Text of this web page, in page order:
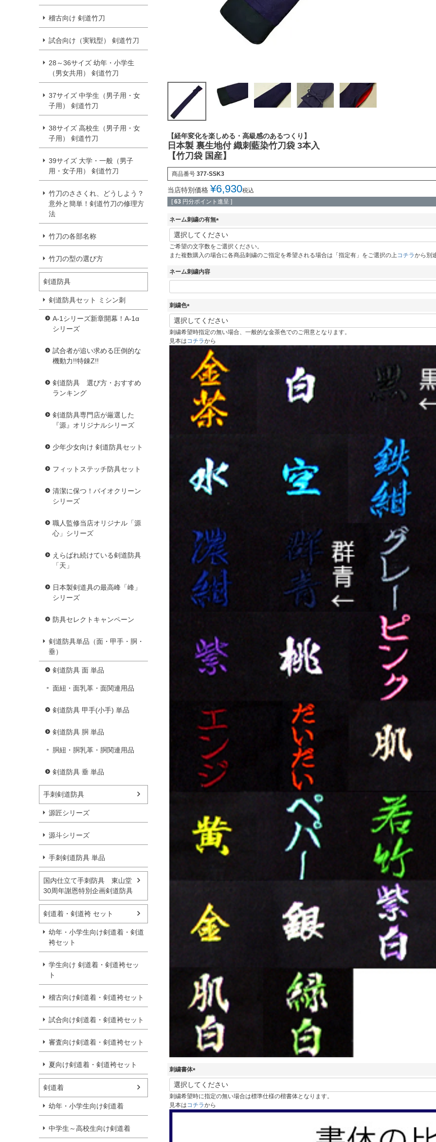
稽古向け 剣道竹刀
試合向け（実戦型） 剣道竹刀
28～36サイズ 幼年・小学生
（男女共用） 剣道竹刀
37サイズ 中学生（男子用・女
子用） 剣道竹刀
38サイズ 高校生（男子用・女
子用） 剣道竹刀
39サイズ 大学・一般（男子
用・女子用） 剣道竹刀
竹刀のささくれ、どうしよう？
意外と簡単！剣道竹刀の修理方
法
竹刀の各部名称
竹刀の型の選び方
剣道防具
剣道防具セット ミシン刺
A-1シリーズ新章開幕！A-1α
シリーズ
試合者が追い求める圧倒的な
機動力!!特錬Z!!
剣道防具 選び方・おすすめ
ランキング
剣道防具専門店が厳選した
『源』オリジナルシリーズ
少年少女向け 剣道防具セット
フィットステッチ防具セット
清潔に保つ！バイオクリーン
シリーズ
職人監修当店オリジナル「源
心」シリーズ
えらばれ続けている剣道防具
「天」
日本製剣道具の最高峰「峰」
シリーズ
防具セレクトキャンペーン
剣道防具単品（面・甲手・胴・
垂）
剣道防具 面 単品
面紐・面乳革・面関連用品
剣道防具 甲手(小手) 単品
剣道防具 胴 単品
胴紐・胴乳革・胴関連用品
剣道防具 垂 単品
手刺剣道防具
源匠シリーズ
源斗シリーズ
手刺剣道防具 単品
国内仕立て手刺防具 東山堂
30周年謝恩特別企画剣道防具
剣道着・剣道袴 セット
幼年・小学生向け剣道着・剣道
袴セット
学生向け 剣道着・剣道袴セッ
ト
稽古向け剣道着・剣道袴セット
試合向け剣道着・剣道袴セット
審査向け剣道着・剣道袴セット
夏向け剣道着・剣道袴セット
剣道着
幼年・小学生向け剣道着
中学生～高校生向け剣道着
【経年変化を楽しめる・高級感のあるつくり】
日本製 裏生地付 織刺藍染竹刀袋 3本入
【竹刀袋 国産】
商品番号 377-SSK3
当店特別価格 ¥6,930税込
[ 63 円分ポイント進呈 ]
ネーム刺繍の有無
(
必
須
)
ご希望の文字数をご選択ください。
また複数購入の場合に各商品刺繍のご指定を希望される場合は「指定有」をご選択の上コチラから別
ネーム刺繍内容
刺繍色
(
必
須
)
刺繍希望時指定の無い場合、一般的な金茶色でのご用意となります。
見本はコチラから
刺繍書体
(
必
須
)
刺繍希望時に指定の無い場合は標準仕様の楷書体となります。
見本はコチラから